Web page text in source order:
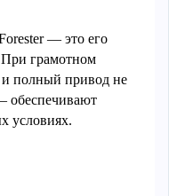
— это его
При грамотном
и полный привод не
обеспечивают
условиях.